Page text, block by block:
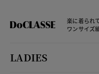
楽に着られて
ワンサイズ
LADIES